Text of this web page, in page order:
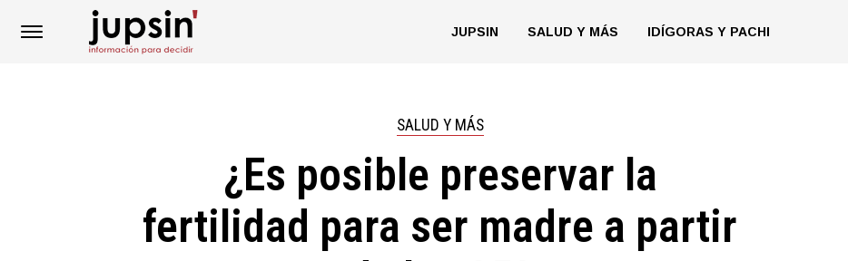
JUPSIN SALUD Y MÁS IDÍGORAS Y PACHI
SALUD Y MÁS
¿Es posible preservar la
fertilidad para ser madre a partir